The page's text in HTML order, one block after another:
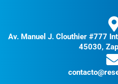
Av. Manuel J. Clouthier #777
45030,